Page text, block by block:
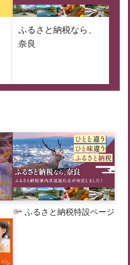
ふるさと納税なら、
奈良
ふるさと納税特設ページ